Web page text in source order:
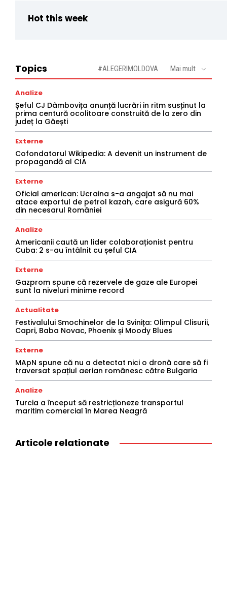
Hot this week
Topics #ALEGERIMOLDOVA Mai mult
Analize
Șeful CJ Dâmbovița anunță lucrări in ritm susținut la
prima centură ocolitoare construită de la zero din
județ la Găești
Externe
Cofondatorul Wikipedia: A devenit un instrument de
propagandă al CIA
Externe
Oficial american: Ucraina s-a angajat să nu mai
atace exportul de petrol kazah, care asigură 60%
din necesarul României
Analize
Americanii caută un lider colaboraționist pentru
Cuba: 2 s-au întâlnit cu șeful CIA
Externe
Gazprom spune că rezervele de gaze ale Europei
sunt la niveluri minime record
Actualitate
Festivalului Smochinelor de la Svinița: Olimpul Clisurii,
Capri, Baba Novac, Phoenix și Moody Blues
Externe
MApN spune că nu a detectat nici o dronă care să fi
traversat spațiul aerian românesc către Bulgaria
Analize
Turcia a început să restricționeze transportul
maritim comercial în Marea Neagră
Articole relationate